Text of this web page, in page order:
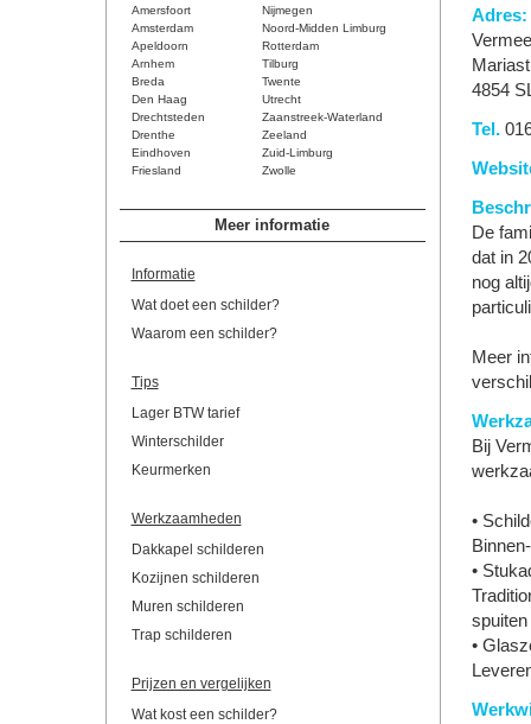
Amersfoort
Nijmegen
Amsterdam
Noord-Midden Limburg
Apeldoorn
Rotterdam
Arnhem
Tilburg
Breda
Twente
Den Haag
Utrecht
Drechtsteden
Zaanstreek-Waterland
Drenthe
Zeeland
Eindhoven
Zuid-Limburg
Friesland
Zwolle
Meer informatie
Informatie
Wat doet een schilder?
Waarom een schilder?
Tips
Lager BTW tarief
Winterschilder
Keurmerken
Werkzaamheden
Dakkapel schilderen
Kozijnen schilderen
Muren schilderen
Trap schilderen
Prijzen en vergelijken
Wat kost een schilder?
Adres:
4854
Tel.
De
dat in
nog
Meer
Bij
•
•
•